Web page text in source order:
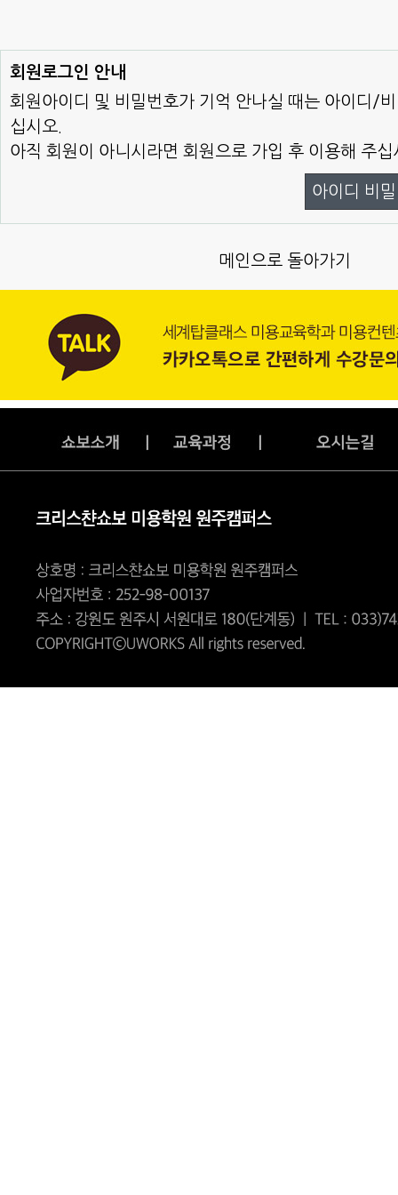
회원로그인 안내
회원아이디 및 비밀번호가 기억 안나실 때는 아이디/
십시오.
아직 회원이 아니시라면 회원으로 가입 후 이용해 주십
아이디 비
메인으로 돌아가기